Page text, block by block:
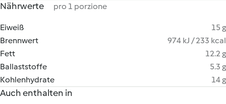
Nährwerte pro 1 porzione
Eiweiß
15 g
Brennwert
974 kJ / 233 kcal
Fett
12.2 g
Ballaststoffe
5.3 g
Kohlenhydrate
14 g
Auch enthalten in